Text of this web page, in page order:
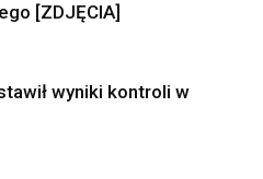
[ZDJĘCIA]
wyniki kontroli w